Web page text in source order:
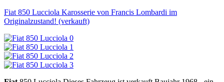
Fiat 850 Lucciola Karosserie von Francis Lombardi im
Originalzustand! (verkauft)